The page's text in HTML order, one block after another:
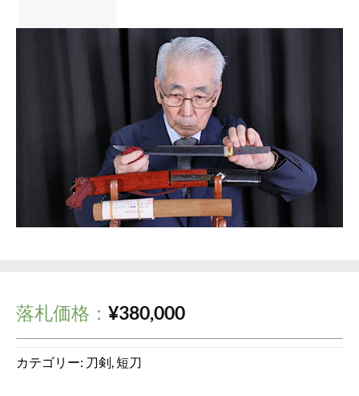
落札価格： ¥380,000
カテゴリー: 刀剣, 短刀